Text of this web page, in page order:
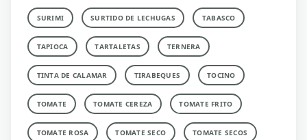
SURIMI SURTIDO DE LECHUGAS TABASCO
TAPIOCA TARTALETAS TERNERA
TINTA DE CALAMAR TIRABEQUES TOCINO
TOMATE TOMATE CEREZA TOMATE FRITO
TOMATE ROSA TOMATE SECO TOMATE SECOS